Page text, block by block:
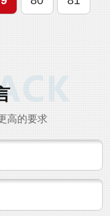
带来方便。泥沙清洗
沫问题，主要是...
高的要求